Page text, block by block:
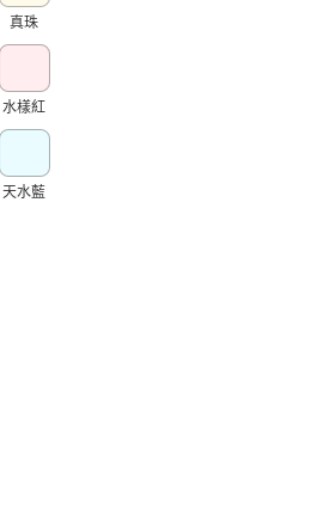
真珠
水樣紅
天水藍